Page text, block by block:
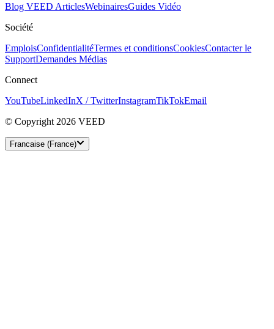
Blog VEED ArticlesWebinairesGuides Vidéo
Société
EmploisConfidentialitéTermes et conditionsCookiesContacter le
SupportDemandes Médias
Connect
YouTubeLinkedInX / TwitterInstagramTikTokEmail
© Copyright 2026 VEED
Francaise (France)